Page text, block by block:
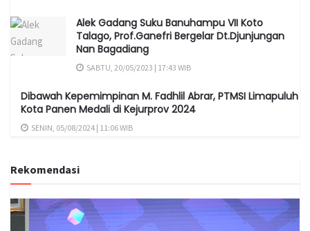
Alek Gadang Suku Banuhampu VII Koto
Talago, Prof.Ganefri Bergelar Dt.Djunjungan
Nan Bagadiang
SABTU, 20/05/2023 | 17:43 WIB
Dibawah Kepemimpinan M. Fadhlil Abrar, PTMSI Limapuluh
Kota Panen Medali di Kejurprov 2024
SENIN, 05/08/2024 | 11:06 WIB
Rekomendasi